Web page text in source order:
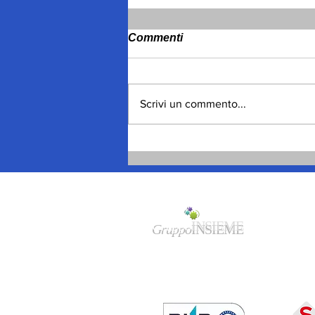
“terrone” a Torino, negli
Anni Sessanta, alle frontiere
Commenti
Scrivi un commento...
GruppoINSIEME